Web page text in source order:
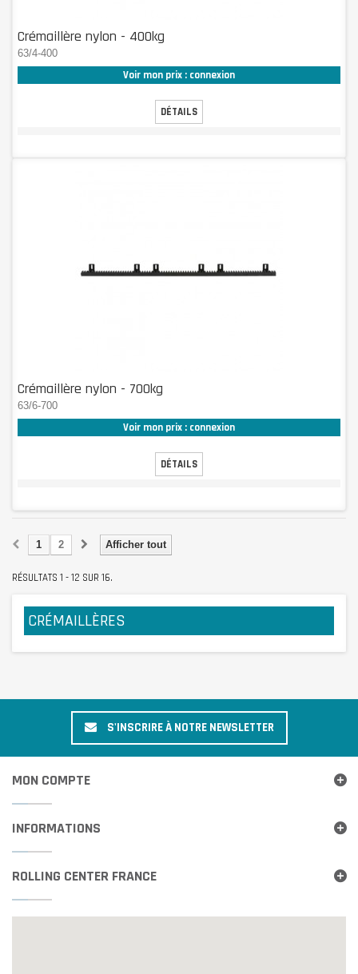
Crémaillère nylon - 400kg
63/4-400
Voir mon prix : connexion
DÉTAILS
Crémaillère nylon - 700kg
63/6-700
Voir mon prix : connexion
DÉTAILS
Afficher tout
1 2
RÉSULTATS 1 - 12 SUR 16.
CRÉMAILLÈRES
S'INSCRIRE À NOTRE NEWSLETTER
MON COMPTE
INFORMATIONS
ROLLING CENTER FRANCE